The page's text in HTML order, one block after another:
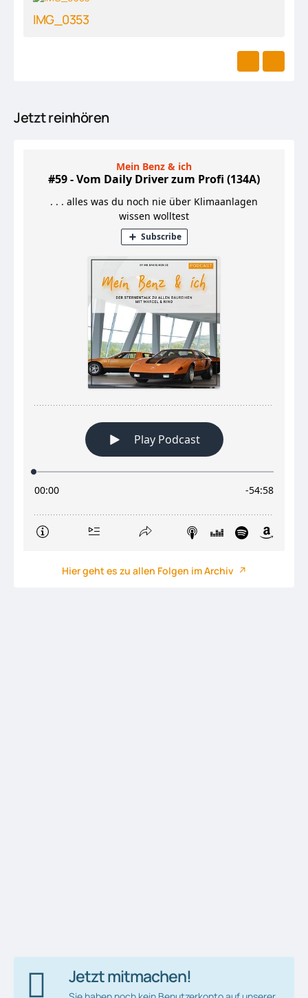
IMG_0353
Jetzt reinhören
Hier geht es zu allen Folgen im Archiv
Jetzt mitmachen!